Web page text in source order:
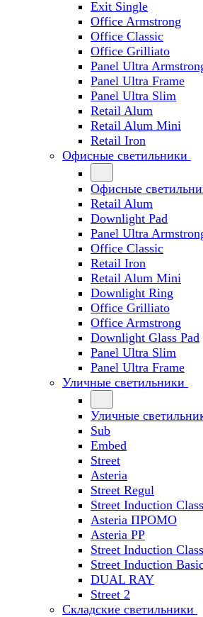
Exit Single
Office Armstrong
Office Classic
Office Grilliato
Panel Ultra
Panel Ultra Frame
Panel Ultra Slim
Retail Alum
Retail Alum Mini
Retail Iron
Офисные светильники
Офисные
Retail Alum
Downlight Pad
Panel Ultra
Office Classic
Retail Iron
Retail Alum Mini
Downlight Ring
Office Grilliato
Office Armstrong
Downlight Glass Pad
Panel Ultra Slim
Panel Ultra Frame
Уличные светильники
Уличные
Sub
Embed
Street
Asteria
Street Regul
Street Induction
Asteria ПРОМО
Asteria PP
Street Induction
Street Induction
DUAL RAY
Street 2
Складские светильники